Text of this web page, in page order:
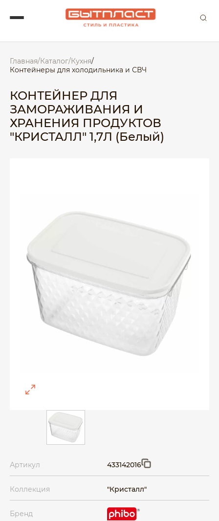
Главная/Каталог/Кухня/
Контейнеры для холодильника и СВЧ
КОНТЕЙНЕР ДЛЯ
ЗАМОРАЖИВАНИЯ И
ХРАНЕНИЯ ПРОДУКТОВ
"КРИСТАЛЛ" 1,7Л (Белый)
Артикул 433142016
Коллекция "Кристалл"
Бренд